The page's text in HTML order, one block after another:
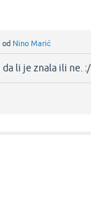
od Nino Marić
li je znala ili ne. :/‌